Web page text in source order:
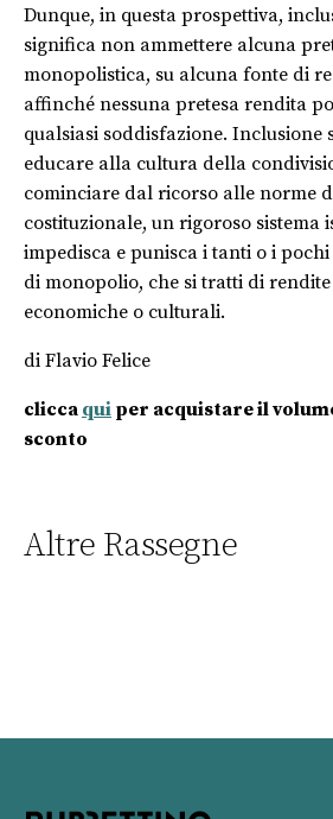
Dunque, in questa prospettiva,
significa non ammettere alcuna
monopolistica, su alcuna fonte di
affinché nessuna pretesa rendita
qualsiasi soddisfazione. Inclusione
educare alla cultura della
cominciare dal ricorso alle norme
costituzionale, un rigoroso sistema
impedisca e punisca i tanti o i
di monopolio, che si tratti di
economiche o culturali.
di Flavio Felice
clicca qui per acquistare il
sconto
Altre Rassegne